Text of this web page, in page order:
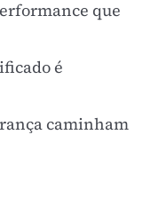
que
é
caminham